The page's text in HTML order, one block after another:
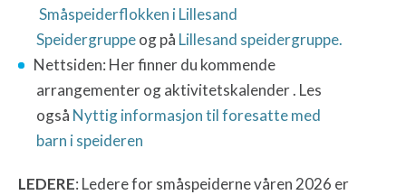
Småspeiderflokken i Lillesand
Speidergruppeog på Lillesand speidergruppe.
Nettsiden: Her finner du kommende
arrangementer ogaktivitetskalender . Les
også Nyttig informasjon til foresatte med
barn i speideren
LEDERE: Ledere for småspeiderne våren 2026 er